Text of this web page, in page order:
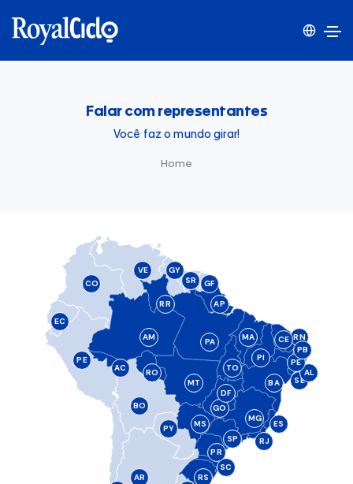
Falar com representantes
Você faz o mundo girar!
Home
RS
SC
PR
SP
MS MG
ES
RJ
GO
DF
MT BA
RO
AC
TO
SE
AL
PE
RN
PB
CE
PI
MA
PA
AM
AP
RR
AR
BO
PY
PE
EC
CO
VE
GY
SR
GF